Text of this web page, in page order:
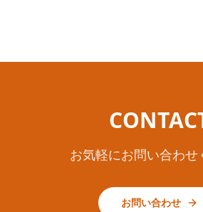
お気軽にお問い合わせ
お問い合わせ